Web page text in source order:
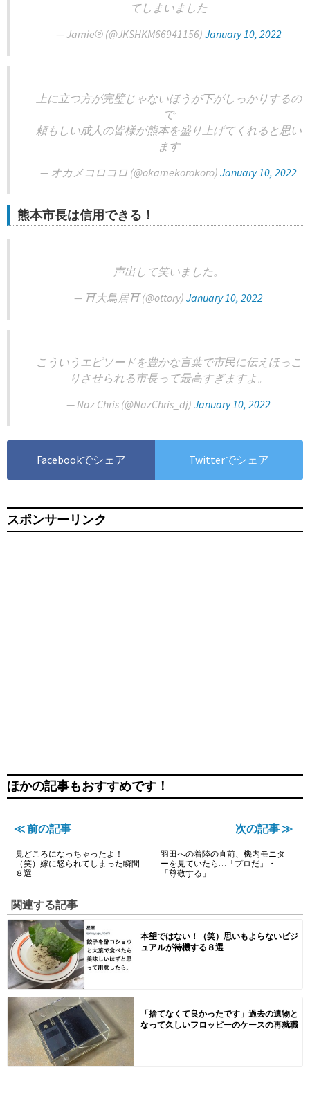
てしまいました
— Jamie℗ (@JKSHKM66941156) January 10, 2022
上に立つ方が完璧じゃないほうが下がしっかりするの
で
頼もしい成人の皆様が熊本を盛り上げてくれると思い
ます
— オカメコロコロ (@okamekorokoro) January 10, 2022
熊本市長は信用できる！
声出して笑いました。
— ⛩大鳥居⛩ (@ottory) January 10, 2022
こういうエピソードを豊かな言葉で市民に伝えほっこ
りさせられる市長って最高すぎますよ。
— Naz Chris (@NazChris_dj) January 10, 2022
Facebookでシェア Twitterでシェア
スポンサーリンク
ほかの記事もおすすめです！
≪ 前の記事
見どころになっちゃったよ！
（笑）嫁に怒られてしまった瞬間
８選
次の記事 ≫
羽田への着陸の直前、機内モニタ
ーを見ていたら…「プロだ」・
「尊敬する」
関連する記事
本望ではない！（笑）思いもよらないビジ
ュアルが待機する８選
「捨てなくて良かったです」過去の遺物と
なって久しいフロッピーのケースの再就職